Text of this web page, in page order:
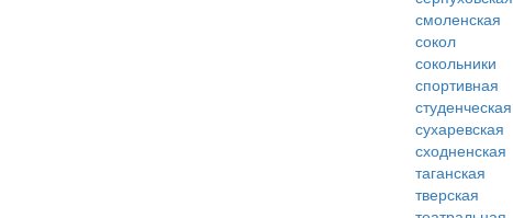
смоленская
сокол
сокольники
спортивная
студенческая
сухаревская
сходненская
таганская
тверская